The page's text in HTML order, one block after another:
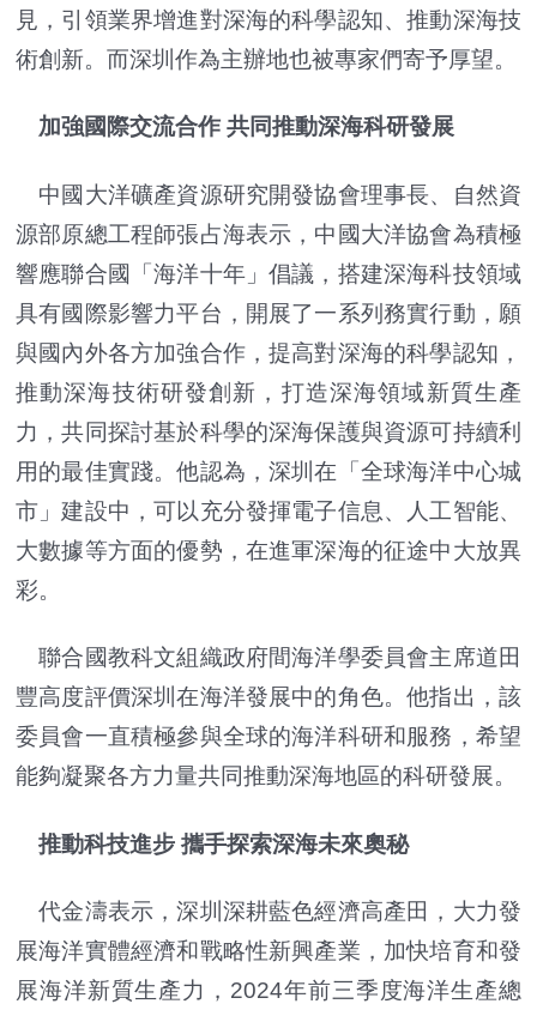
見，引領業界增進對深海的科學認知、推動深海技
術創新。而深圳作為主辦地也被專家們寄予厚望。
加強國際交流合作 共同推動深海科研發展
中國大洋礦產資源研究開發協會理事長、自然資
源部原總工程師張占海表示，中國大洋協會為積極
響應聯合國「海洋十年」倡議，搭建深海科技領域
具有國際影響力平台，開展了一系列務實行動，願
與國內外各方加強合作，提高對深海的科學認知，
推動深海技術研發創新，打造深海領域新質生產
力，共同探討基於科學的深海保護與資源可持續利
用的最佳實踐。他認為，深圳在「全球海洋中心城
市」建設中，可以充分發揮電子信息、人工智能、
大數據等方面的優勢，在進軍深海的征途中大放異
彩。
聯合國教科文組織政府間海洋學委員會主席道田
豐高度評價深圳在海洋發展中的角色。他指出，該
委員會一直積極參與全球的海洋科研和服務，希望
能夠凝聚各方力量共同推動深海地區的科研發展。
推動科技進步 攜手探索深海未來奧秘
代金濤表示，深圳深耕藍色經濟高產田，大力發
展海洋實體經濟和戰略性新興產業，加快培育和發
展海洋新質生產力，2024年前三季度海洋生產總